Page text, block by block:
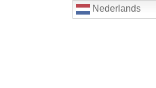
Nederlands